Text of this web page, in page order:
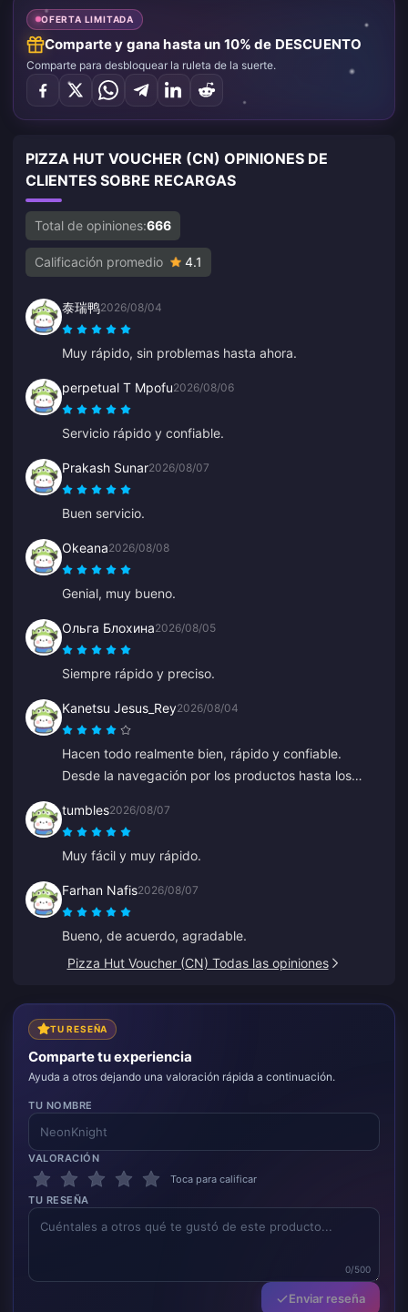
OFERTA LIMITADA
Comparte y gana hasta un 10% de DESCUENTO
Comparte para desbloquear la ruleta de la suerte.
PIZZA HUT VOUCHER (CN) OPINIONES DE
CLIENTES SOBRE RECARGAS
Total de opiniones:666
Calificación promedio 4.1
泰瑞鸭2026/08/04
Muy rápido, sin problemas hasta ahora.
perpetual T Mpofu2026/08/06
Servicio rápido y confiable.
Prakash Sunar2026/08/07
Buen servicio.
Okeana2026/08/08
Genial, muy bueno.
Ольга Блохина2026/08/05
Siempre rápido y preciso.
Kanetsu Jesus_Rey2026/08/04
Hacen todo realmente bien, rápido y confiable.
Desde la navegación por los productos hasta los
delante de los demás porque evita muchos errores.
tumbles2026/08/07
Muy fácil y muy rápido.
Farhan Nafis2026/08/07
Bueno, de acuerdo, agradable.
Pizza Hut Voucher (CN) Todas las opiniones
TU RESEÑA
Comparte tu experiencia
Ayuda a otros dejando una valoración rápida a continuación.
TU NOMBRE
VALORACIÓN
Toca para calificar
TU RESEÑA
0/500
Enviar reseña